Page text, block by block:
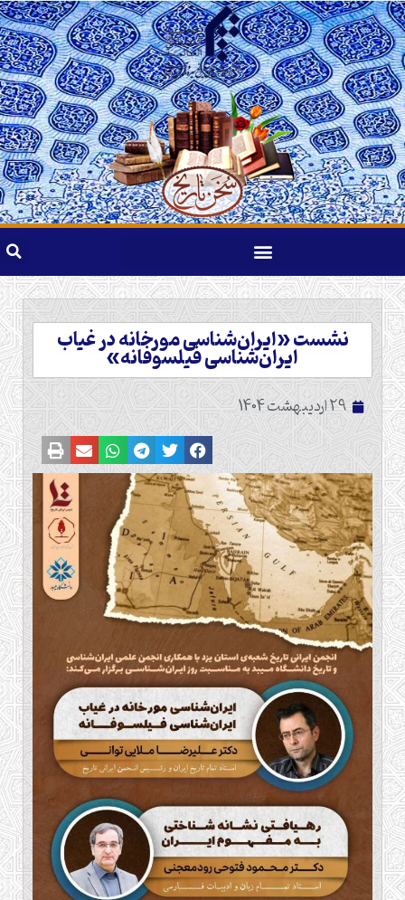
نشست «ایران‌شناسی مورخانه در غیاب
ایران‌شناسی فیلسوفانه»
29 اردیبهشت 1404